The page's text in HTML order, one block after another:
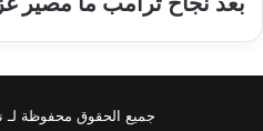
جميع الحقوق محفوظة لـ نيوز